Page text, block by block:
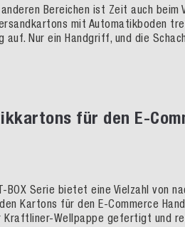
Bereichen ist Zeit auch
mit Automatikboden
auf. Nur ein Handgriff, und die
für den E-
BOX Serie bietet eine Vielzahl von
Kartons für den E-Commerce
Kraftliner-Wellpappe gefertigt und